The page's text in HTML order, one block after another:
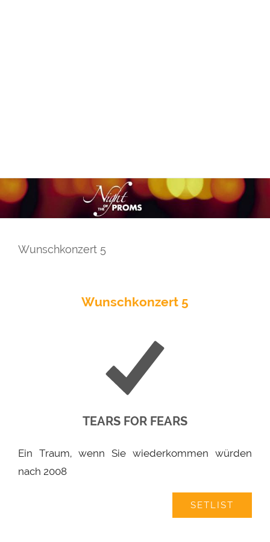
Wunschkonzert 5
Wunschkonzert 5
TEARS FOR FEARS
Ein Traum, wenn Sie wiederkommen würden
nach 2008
SETLIST